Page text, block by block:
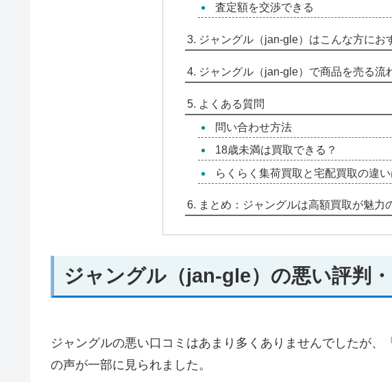
査定額を交渉できる
ジャングル（jan-gle）はこんな方にお
ジャングル（jan-gle）で商品を売る流
よくある質問
問い合わせ方法
18歳未満は買取できる？
らくらく集荷買取と宅配買取の違い
まとめ：ジャングルは高額買取が魅力
ジャングル（jan-gle）の悪い評判
ジャングルの悪い口コミはあまり多くありませんでしたが、「
の声が一部に見られました。